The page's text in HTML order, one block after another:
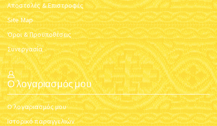
Αποστολές & Επιστροφές
Site Map
Όροι & Προϋποθέσεις
Συνεργασία
Ο λογαριασμός μου
Ο λογαριασμός μου
Ιστορικό παραγγελιών